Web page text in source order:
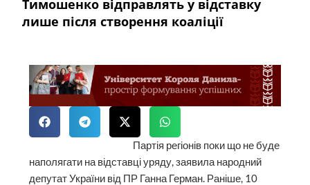
Тимошенко відправлять у відставку
лише після створення коаліції
Партія регіонів поки що не буде
наполягати на відставці уряду, заявила народний
депутат України від ПР Ганна Герман. Раніше, 10